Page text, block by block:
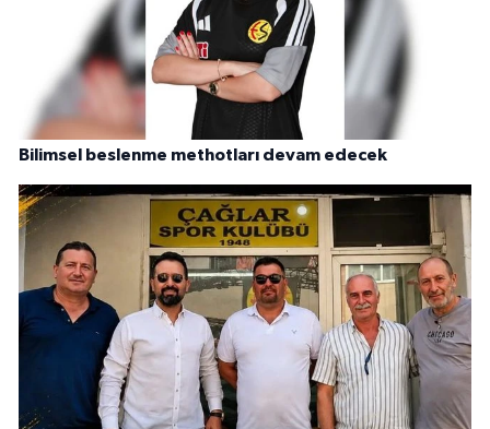
Bilimsel beslenme methotları devam edecek